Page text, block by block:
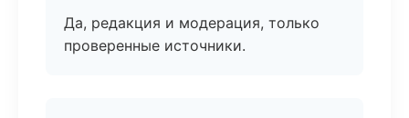
Да, редакция и модерация, только
проверенные источники.